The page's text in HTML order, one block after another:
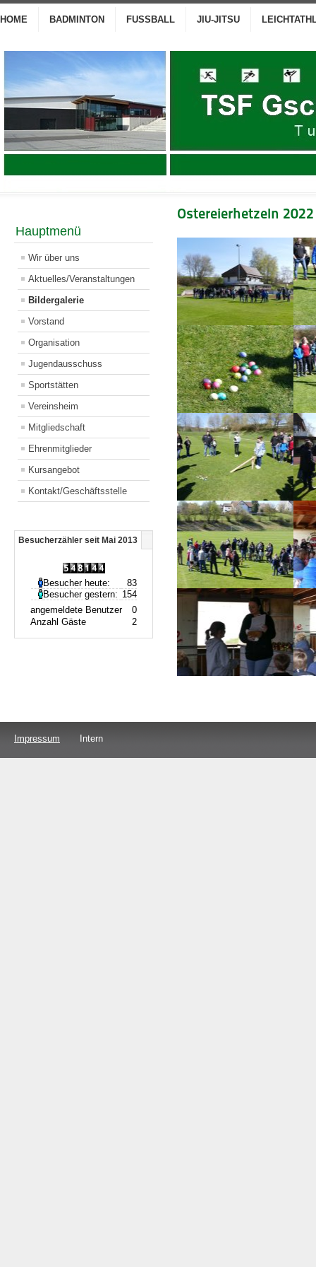
HOME BADMINTON FUSSBALL JIU-JITSU
Hauptmenü
Wir über uns
Aktuelles/Veranstaltungen
Bildergalerie
Vorstand
Organisation
Jugendausschuss
Sportstätten
Vereinsheim
Mitgliedschaft
Ehrenmitglieder
Kursangebot
Kontakt/Geschäftsstelle
Besucherzähler seit Mai 2013
Besucher heute:
83
Besucher gestern: 154
angemeldete Benutzer
0
Anzahl Gäste
2
Ostereierhetzeln 2022
Impressum Intern